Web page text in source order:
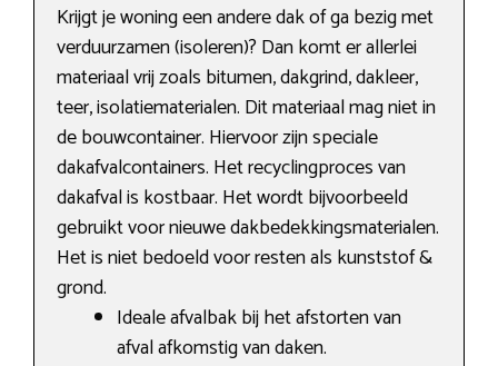
Krijgt je woning een andere dak of ga bezig met
verduurzamen (isoleren)? Dan komt er allerlei
materiaal vrij zoals bitumen, dakgrind, dakleer,
teer, isolatiematerialen. Dit materiaal mag niet in
de bouwcontainer. Hiervoor zijn speciale
dakafvalcontainers. Het recyclingproces van
dakafval is kostbaar. Het wordt bijvoorbeeld
gebruikt voor nieuwe dakbedekkingsmaterialen.
Het is niet bedoeld voor resten als kunststof &
grond.
Ideale afvalbak bij het afstorten van
afval afkomstig van daken.